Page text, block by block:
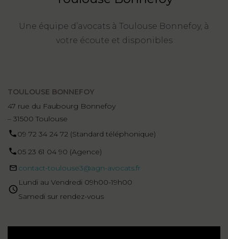
Une équipe d’avocats à Toulouse Bonnefoy, à
votre écoute et disponibles
TOULOUSE BONNEFOY
47 rue du Faubourg Bonnefoy
– 31500 Toulouse
09 72 34 24 72 (Standard téléphonique)
05 23 61 04 90 (Agence)
contact-toulouse3@agn-avocats.fr
Lundi au Vendredi 09h00-19h00
Samedi sur rendez-vous